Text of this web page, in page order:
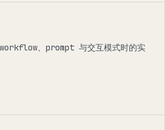
、prompt 与交互模式时的实